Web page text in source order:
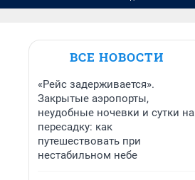
ВСЕ НОВОСТИ
«Рейс задерживается».
Закрытые аэропорты,
неудобные ночевки и сутки на
пересадку: как
путешествовать при
нестабильном небе